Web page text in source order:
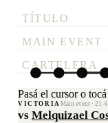
TÍTULO
MAIN EVENT
CARTELERA
Pasá el cursor o
VICTORIA Main event · 21-4
vs Melquizael